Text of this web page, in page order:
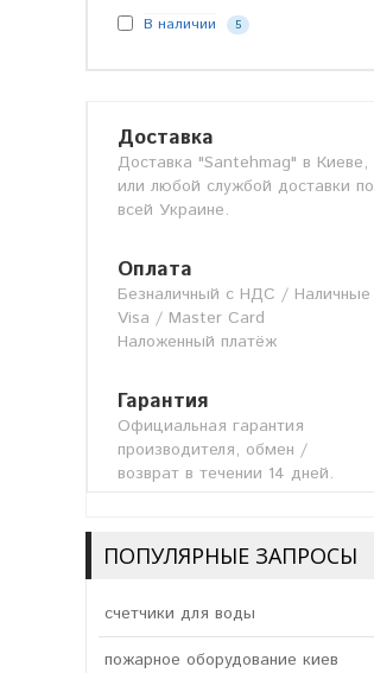
В наличии
5
Доставка
Доставка "Santehmag" в Киеве,
или любой службой доставки по
всей Украине.
Оплата
Безналичный с НДС / Наличные
Visa / Master Card
Наложенный платёж
Гарантия
Официальная гарантия
производителя, обмен /
возврат в течении 14 дней.
ПОПУЛЯРНЫЕ ЗАПРОСЫ
счетчики для воды
пожарное оборудование киев